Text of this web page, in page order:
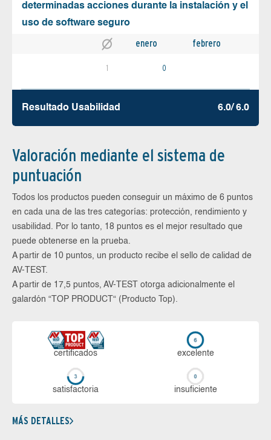
determinadas acciones durante la instalación y el
uso de software seguro
enero febrero
1 0
Resultado Usabilidad 6.0/ 6.0
Valoración mediante el sistema de
puntuación
Todos los productos pueden conseguir un máximo de 6 puntos
en cada una de las tres categorías: protección, rendimiento y
usabilidad. Por lo tanto, 18 puntos es el mejor resultado que
puede obtenerse en la prueba.
A partir de 10 puntos, un producto recibe el sello de calidad de
AV-TEST.
A partir de 17,5 puntos, AV-TEST otorga adicionalmente el
galardón “TOP PRODUCT“ (Producto Top).
certi­ficados ex­ce­len­te
sa­tis­fac­to­ria in­su­fi­cien­te
MÁS DETALLES